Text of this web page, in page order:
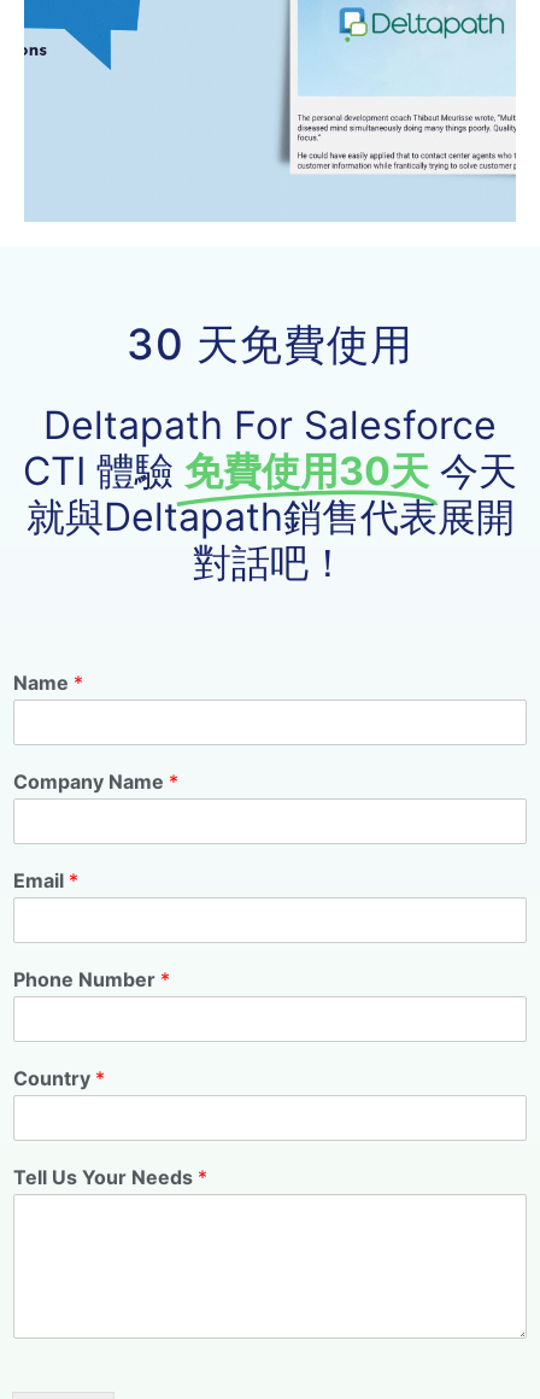
多
30 天免費使用
Deltapath For Salesforce
CTI 體驗 免費使用30天 今天
就與Deltapath銷售代表展開
對話吧！
Name *
Company Name *
Email *
Phone Number *
Country *
Tell Us Your Needs *